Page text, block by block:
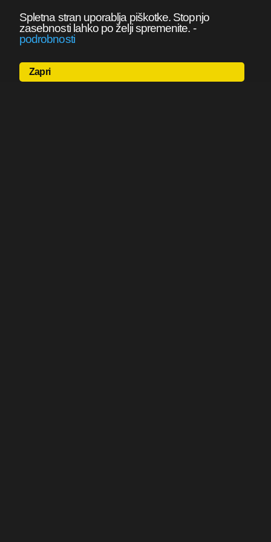
Spletna stran uporablja piškotke. Stopnjo
zasebnosti lahko po želji spremenite. -
podrobnosti
Zapri